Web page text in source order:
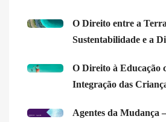
O Direito entre a
Sustentabilidade e a
O Direito à Educação
Integração das
Agentes da Mudança